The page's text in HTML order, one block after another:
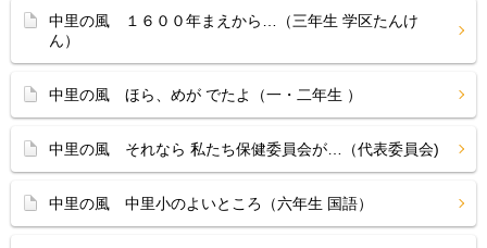
中里の風 １６００年まえから…（三年生 学区たんけ
ん）
中里の風 ほら、めが でたよ（一・二年生 ）
中里の風 それなら 私たち保健委員会が…（代表委員会)
中里の風 中里小のよいところ（六年生 国語）